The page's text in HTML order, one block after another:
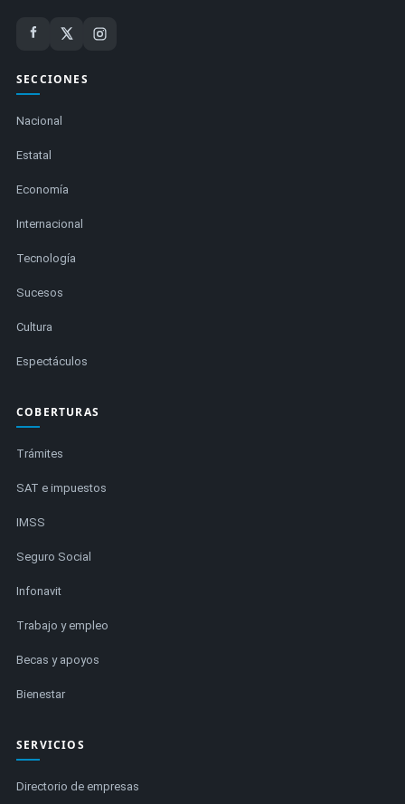
SECCIONES
Nacional
Estatal
Economía
Internacional
Tecnología
Sucesos
Cultura
Espectáculos
COBERTURAS
Trámites
SAT e impuestos
IMSS
Seguro Social
Infonavit
Trabajo y empleo
Becas y apoyos
Bienestar
SERVICIOS
Directorio de empresas